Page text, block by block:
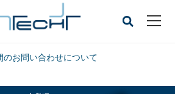
のお問い合わせについて